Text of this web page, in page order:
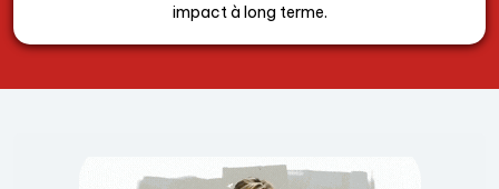
impact à long terme.